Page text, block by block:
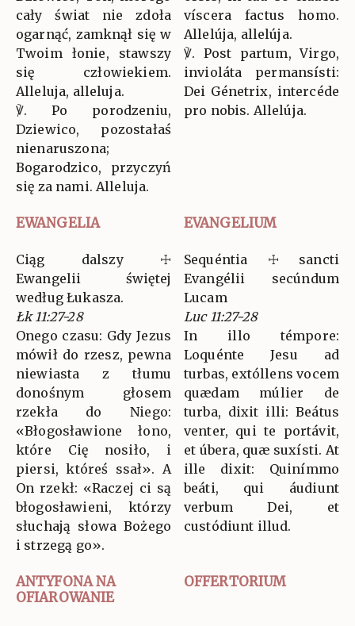
cały świat nie zdoła
ogarnąć, zamknął się w
Twoim łonie, stawszy
się człowiekiem.
Alleluja, alleluja.
℣. Po porodzeniu,
Dziewico, pozostałaś
nienaruszona;
Bogarodzico, przyczyń
się za nami. Alleluja.
víscera factus homo.
Allelúja, allelúja.
℣. Post partum, Virgo,
invioláta permansísti:
Dei Génetrix, intercéde
pro nobis. Allelúja.
EWANGELIA EVANGELIUM
Ciąg dalszy ☩
Ewangelii świętej
według Łukasza.
Łk 11:27-28
Onego czasu: Gdy Jezus
mówił do rzesz, pewna
niewiasta z tłumu
donośnym głosem
rzekła do Niego:
«Błogosławione łono,
które Cię nosiło, i
piersi, któreś ssał». A
On rzekł: «Raczej ci są
błogosławieni, którzy
słuchają słowa Bożego
i strzegą go».
Sequéntia ☩ sancti
Evangélii secúndum
Lucam
Luc 11:27-28
In illo témpore:
Loquénte Jesu ad
turbas, extóllens vocem
quædam múlier de
turba, dixit illi: Beátus
venter, qui te portávit,
et úbera, quæ suxísti. At
ille dixit: Quinímmo
beáti, qui áudiunt
verbum Dei, et
custódiunt illud.
ANTYFONA NA
OFIAROWANIE
OFFERTORIUM